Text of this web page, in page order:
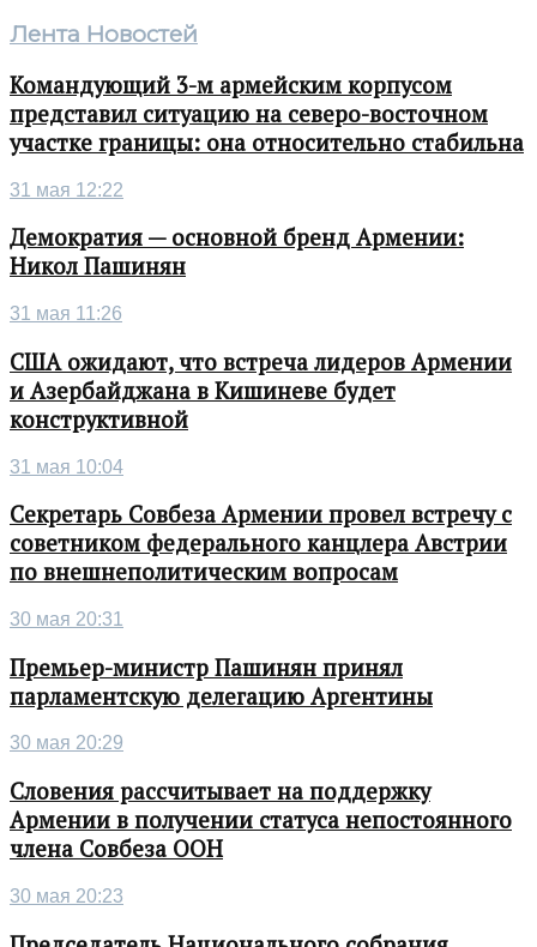
Лента Новостей
Командующий 3-м армейским корпусом
представил ситуацию на северо-восточном
участке границы: она относительно стабильна
31 мая 12:22
Демократия — основной бренд Армении:
Никол Пашинян
31 мая 11:26
США ожидают, что встреча лидеров Армении
и Азербайджана в Кишиневе будет
конструктивной
31 мая 10:04
Секретарь Совбеза Армении провел встречу с
советником федерального канцлера Австрии
по внешнеполитическим вопросам
30 мая 20:31
Премьер-министр Пашинян принял
парламентскую делегацию Аргентины
30 мая 20:29
Словения рассчитывает на поддержку
Армении в получении статуса непостоянного
члена Совбеза ООН
30 мая 20:23